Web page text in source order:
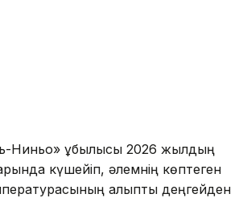
Ниньо» құбылысы 2026 жылдың
күшейіп, әлемнің көптеген
қалыпты деңгейден